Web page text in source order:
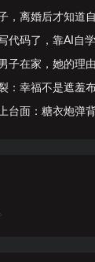
，离婚后才知道
代码了，靠AI自
子在家，她的理
：幸福不是遮羞
台面：糖衣炮弹